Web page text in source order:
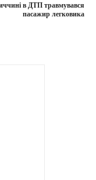
в ДТП травмувався
пасажир легковика